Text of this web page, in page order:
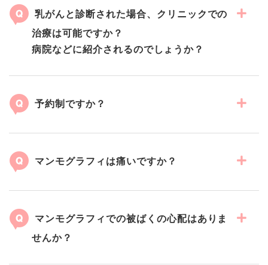
乳がんと診断された場合、クリニックでの
治療は可能ですか？
病院などに紹介されるのでしょうか？
予約制ですか？
マンモグラフィは痛いですか？
マンモグラフィでの被ばくの心配はありま
せんか？